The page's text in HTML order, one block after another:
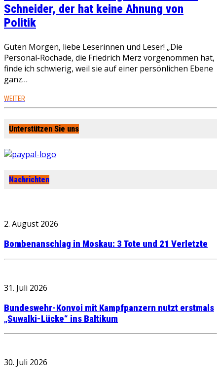
Schneider, der hat keine Ahnung von
Politik
Guten Morgen, liebe Leserinnen und Leser! „Die
Personal-Rochade, die Friedrich Merz vorgenommen hat,
finde ich schwierig, weil sie auf einer persönlichen Ebene
ganz…
WEITER
Unterstützen Sie uns
Nachrichten
2. August 2026
Bombenanschlag in Moskau: 3 Tote und 21 Verletzte
31. Juli 2026
Bundeswehr-Konvoi mit Kampfpanzern nutzt erstmals
„Suwalki-Lücke“ ins Baltikum
30. Juli 2026